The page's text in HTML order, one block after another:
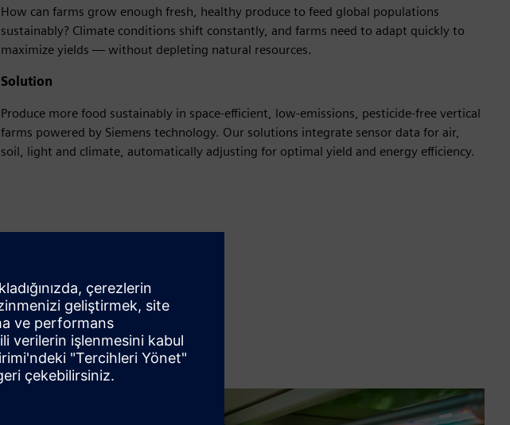
How can farms grow enough fresh, healthy produce to feed global populations
sustainably? Climate conditions shift constantly, and farms need to adapt quickly to
maximize yields — without depleting natural resources.
Solution
Produce more food sustainably in space-efficient, low-emissions, pesticide-free vertical
farms powered by Siemens technology. Our solutions integrate sensor data for air,
soil, light and climate, automatically adjusting for optimal yield and energy efficiency.